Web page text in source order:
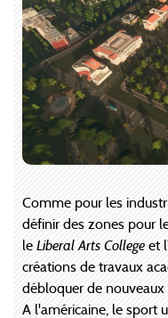
Comme pour les
définir des zones pour
le Liberal Arts College et
créations de travaux
débloquer de nouveaux
A l'américaine, le sport